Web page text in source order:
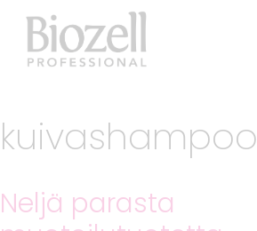
kuivashampoo
Neljä parasta